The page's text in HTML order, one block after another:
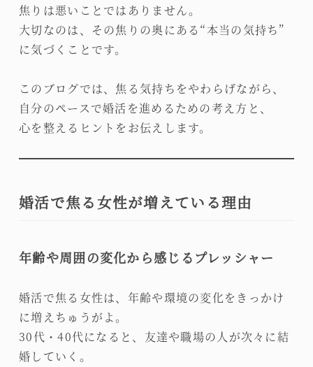
焦りは悪いことではありません。
大切なのは、その焦りの奥にある“本当の気持ち”
に気づくことです。
このブログでは、焦る気持ちをやわらげながら、
自分のペースで婚活を進めるための考え方と、
心を整えるヒントをお伝えします。
婚活で焦る女性が増えている理由
年齢や周囲の変化から感じるプレッシャー
婚活で焦る女性は、年齢や環境の変化をきっかけ
に増えちゅうがよ。
30代・40代になると、友達や職場の人が次々に結
婚していく。